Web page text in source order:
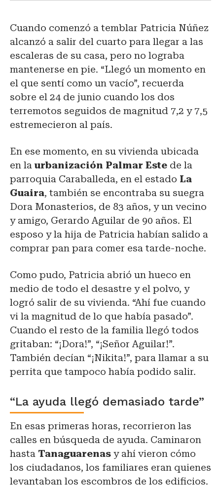
Cuando comenzó a temblar Patricia Núñez
alcanzó a salir del cuarto para llegar a las
escaleras de su casa, pero no lograba
mantenerse en pie. “Llegó un momento en
el que sentí como un vacío”, recuerda
sobre el 24 de junio cuando los dos
terremotos seguidos de magnitud 7,2 y 7,5
estremecieron al país.
En ese momento, en su vivienda ubicada
en la urbanización Palmar Este de la
parroquia Caraballeda, en el estado La
Guaira, también se encontraba su suegra
Dora Monasterios, de 83 años, y un vecino
y amigo, Gerardo Aguilar de 90 años. El
esposo y la hija de Patricia habían salido a
comprar pan para comer esa tarde-noche.
Como pudo, Patricia abrió un hueco en
medio de todo el desastre y el polvo, y
logró salir de su vivienda. “Ahí fue cuando
vi la magnitud de lo que había pasado”.
Cuando el resto de la familia llegó todos
gritaban: “¡Dora!”, “¡Señor Aguilar!”.
También decían “¡Nikita!”, para llamar a su
perrita que tampoco había podido salir.
“La ayuda llegó demasiado tarde”
En esas primeras horas, recorrieron las
calles en búsqueda de ayuda. Caminaron
hasta Tanaguarenas y ahí vieron cómo
los ciudadanos, los familiares eran quienes
levantaban los escombros de los edificios.